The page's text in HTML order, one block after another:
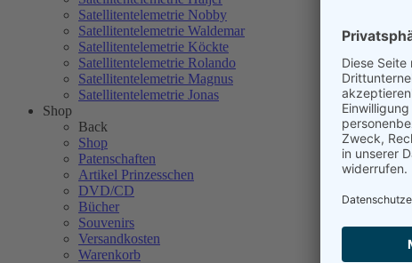
Satellitentelemetrie Nobby
Satellitentelemetrie Waldemar
Satellitentelemetrie Köckte
Satellitentelemetrie Rolando
Satellitentelemetrie Magnus
Satellitentelemetrie Jonas
Shop
Back
Shop
Patenschaften
Artikel Prinzesschen
DVD/CD
Bücher
Souvenirs
Versandkosten
Warenkorb